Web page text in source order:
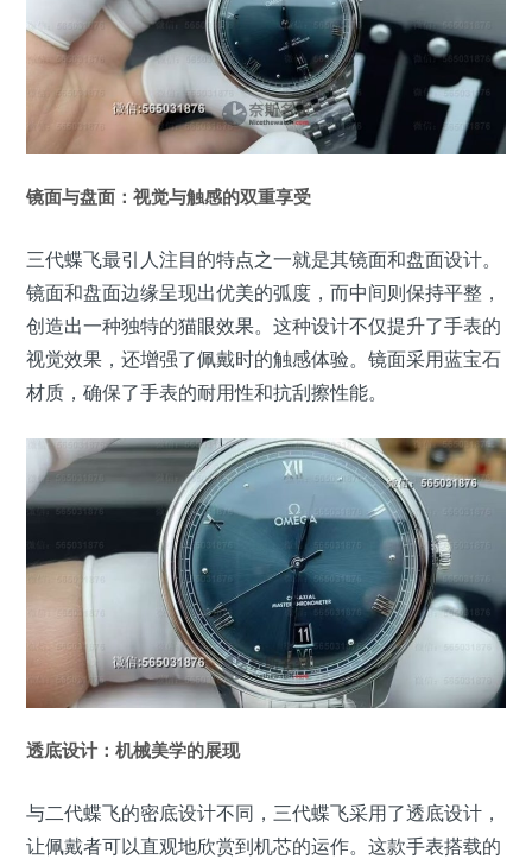
镜面与盘面：视觉与触感的双重享受
三代蝶飞最引人注目的特点之一就是其镜面和盘面设计。
镜面和盘面边缘呈现出优美的弧度，而中间则保持平整，
创造出一种独特的猫眼效果。这种设计不仅提升了手表的
视觉效果，还增强了佩戴时的触感体验。镜面采用蓝宝石
材质，确保了手表的耐用性和抗刮擦性能。
透底设计：机械美学的展现
与二代蝶飞的密底设计不同，三代蝶飞采用了透底设计，
让佩戴者可以直观地欣赏到机芯的运作。这款手表搭载的